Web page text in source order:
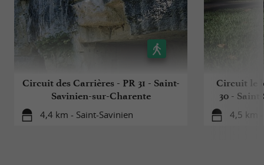
Circuit des Carrières - PR 31 - Saint-
Savinien-sur-Charente
4,4 km - Saint-Savinien
Circuit le
30 -
4,5 km